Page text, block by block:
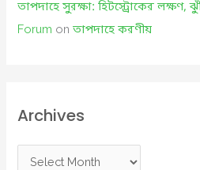
তাপদাহে সুরক্ষা: হিটস্ট্রোকের লক্ষণ,
Forum onতাপদাহে করণীয়
Archives